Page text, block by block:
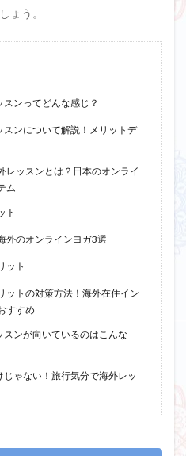
ょう。
ンってどんな感じ？
ンについて解説！メリットデ
レッスンとは？日本のオンライ
ム
ト
外のオンラインヨガ3選
ット
ットの対策方法！海外在住イン
すすめ
ンが向いているのはこんな
ゃない！旅行気分で海外レッ